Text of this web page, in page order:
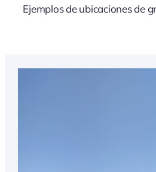
Ejemplos de ubicaciones de